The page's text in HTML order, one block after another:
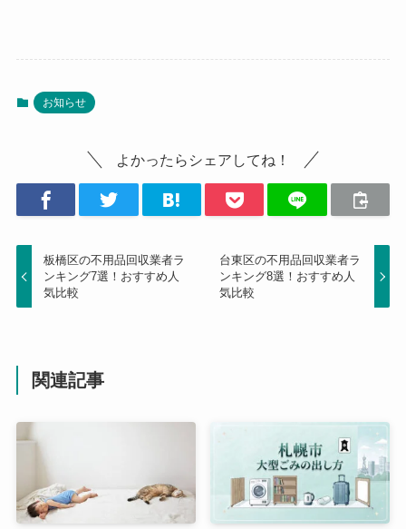
お知らせ
よかったらシェアしてね！
板橋区の不用品回収業者ラ
ンキング7選！おすすめ人
気比較
台東区の不用品回収業者ラ
ンキング8選！おすすめ人
気比較
関連記事